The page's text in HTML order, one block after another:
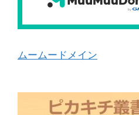
ムームードメイン